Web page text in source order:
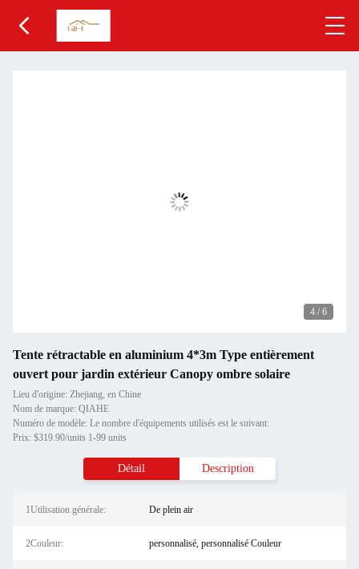
4 / 6
Tente rétractable en aluminium 4*3m Type entièrement
ouvert pour jardin extérieur Canopy ombre solaire
Lieu d'origine: Zhejiang, en Chine
Nom de marque: QIAHE
Numéro de modèle: Le nombre d'équipements utilisés est le suivant:
Prix: $319.90/units 1-99 units
Détail Description
1Utilisation générale: De plein air
2Couleur: personnalisé, personnalisé Couleur